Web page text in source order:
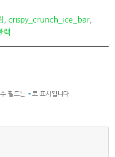
, crispy_crunch_ice_bar,
랙
필드는 *로 표시됩니다